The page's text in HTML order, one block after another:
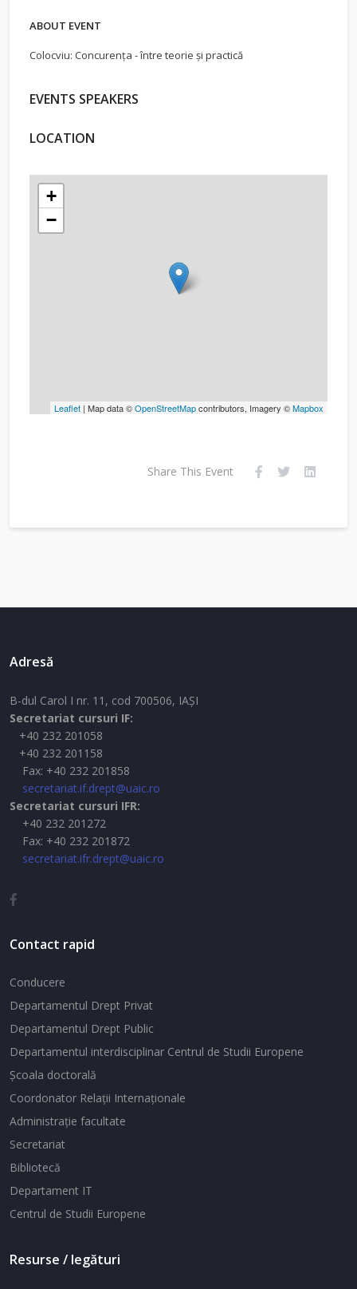
ABOUT EVENT
Colocviu: Concurenţa - între teorie şi practică
EVENTS SPEAKERS
LOCATION
+
−
Leaflet | Map data ©OpenStreetMapcontributors, Imagery ©Mapbox
Share This Event
Adresă
B-dul Carol I nr. 11, cod 700506, IAŞI
Secretariat cursuri IF:
+40 232 201058
+40 232 201158
Fax: +40 232 201858
secretariat.if.drept@uaic.ro
Secretariat cursuri IFR:
+40 232 201272
Fax: +40 232 201872
secretariat.ifr.drept@uaic.ro
Contact rapid
Conducere
Departamentul Drept Privat
Departamentul Drept Public
Departamentul interdisciplinar Centrul de Studii Europene
Şcoala doctorală
Coordonator Relaţii Internaţionale
Administraţie facultate
Secretariat
Bibliotecă
Departament IT
Centrul de Studii Europene
Resurse / legături